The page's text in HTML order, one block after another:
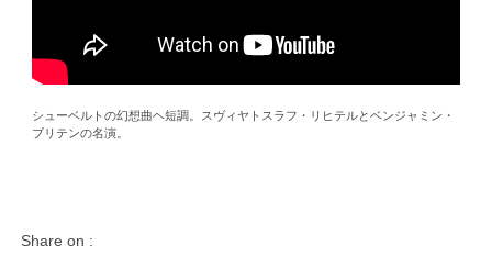
シューベルトの幻想曲ヘ短調。スヴィヤトスラフ・リヒテルとベンジャミン・
ブリテンの名演。
Share on :